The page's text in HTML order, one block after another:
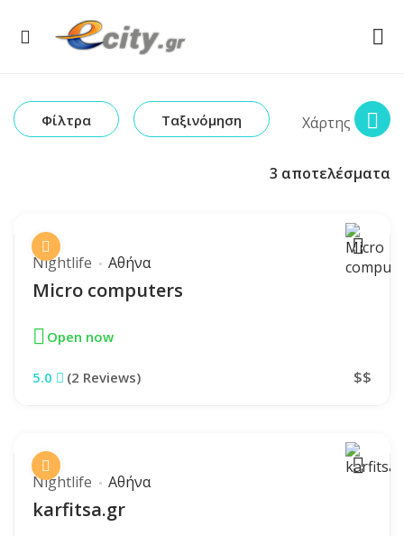
Φίλτρα Ταξινόμηση Χάρτης
3 αποτελέσματα
Nightlife Αθήνα
Micro computers
Open now
5.0 (2 Reviews) $$
Nightlife Αθήνα
karfitsa.gr